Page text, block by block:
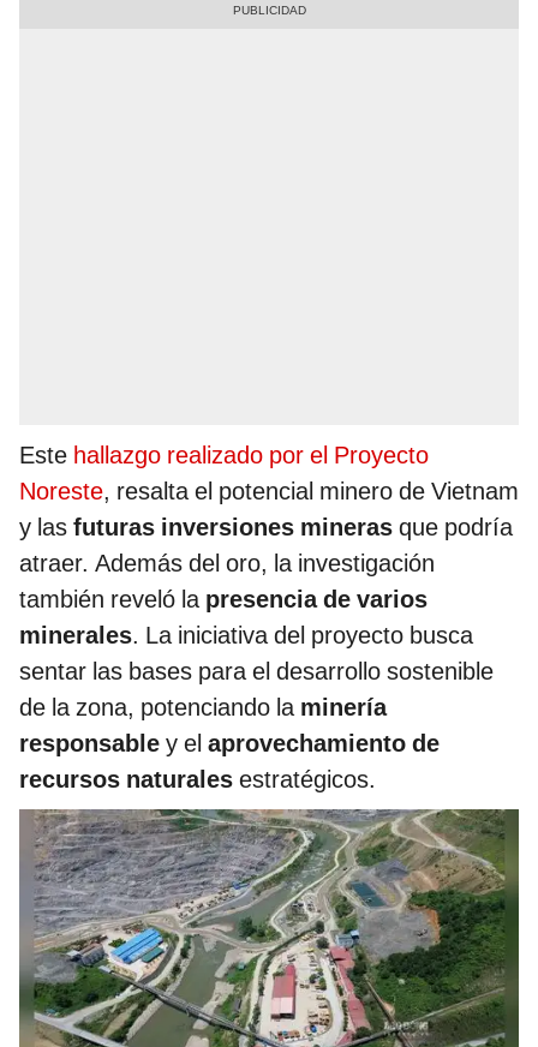
Este hallazgo realizado por el Proyecto
Noreste, resalta el potencial minero de Vietnam
y las futuras inversiones mineras que podría
atraer. Además del oro, la investigación
también reveló lapresencia de varios
minerales. La iniciativa del proyecto busca
sentar las bases para el desarrollo sostenible
de la zona, potenciando laminería
responsable y el aprovechamiento de
recursos naturales estratégicos.